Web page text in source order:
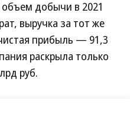
добычи в 2021
выручка за тот же
прибыль — 91,3
раскрыла только
руб.